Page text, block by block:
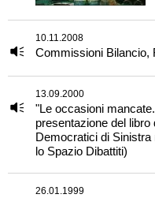
10.11.2008
Commissioni Bilancio,
13.09.2000
"Le occasioni
presentazione del
Democratici di
lo Spazio Dibattiti)
26.01.1999